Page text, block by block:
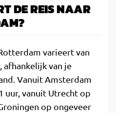
DE REIS NAAR
varieert van
afhankelijk van je
Vanuit Amsterdam
uur, vanuit Utrecht op
op ongeveer